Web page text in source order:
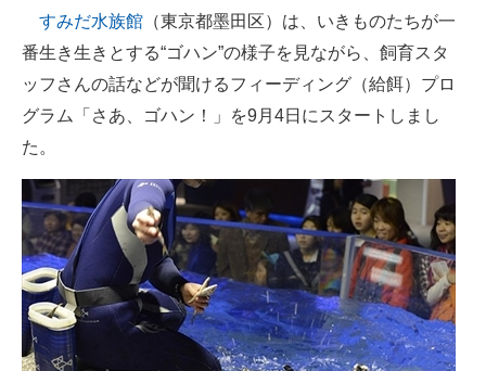
注目記事を集めた総合ページ
ITの今と未来を見通す
スマホと通信の最新トレンド
好きが集まる 比べて選べる
ビジネスと働き方のヒント
AI活用のいまが分かる
企業ITのトレンドを詳説
すみだ水族館 （東京都墨田区）は、いきものたちが一
番生き生きとする“ゴハン”の様子を見ながら、飼育スタ
ッフさんの話などが聞けるフィーディング（給餌）プロ
グラム「さあ、ゴハン！」を9月4日にスタートしまし
た。